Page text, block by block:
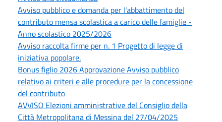
Avviso pubblico e domanda per l'abbattimento del
contributo mensa scolastica a carico delle famiglie -
Anno scolastico 2025/2026
Avviso raccolta firme per n. 1 Progetto di legge di
iniziativa popolare.
Bonus figlio 2026 Approvazione Avviso pubblico
relativo ai criteri e alle procedure per la concessione
del contributo
AVVISO Elezioni amministrative del Consiglio della
Città Metropolitana di Messina del 27/04/2025